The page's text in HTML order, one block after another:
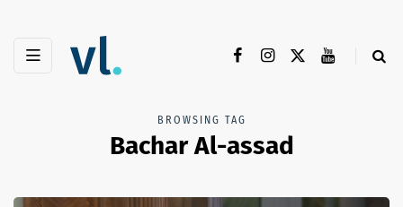
BROWSING TAG
Bachar Al-assad